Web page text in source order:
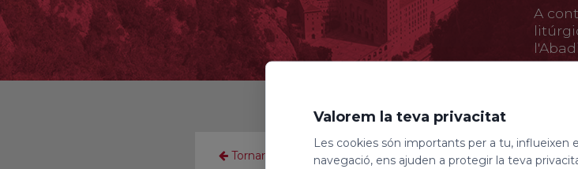
Ofrenes
Reserves
A
Tornar
Valorem la teva privacitat
Les cookies són importants per a tu, influeixen
navegació, ens ajuden a protegir la teva